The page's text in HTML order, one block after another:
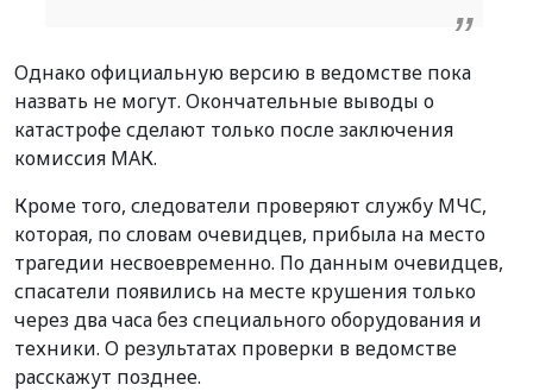
Однако официальную версию в ведомстве пока
назвать не могут. Окончательные выводы о
катастрофе сделают только после заключения
комиссия МАК.
Кроме того, следователи проверяют службу МЧС,
которая, по словам очевидцев, прибыла на место
трагедии несвоевременно. По данным очевидцев,
спасатели появились на месте крушения только
через два часа без специального оборудования и
техники. О результатах проверки в ведомстве
расскажут позднее.